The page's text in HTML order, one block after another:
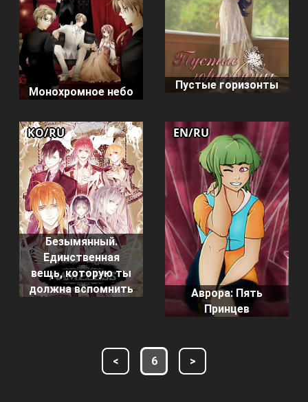
Монохромное небо
Пустые горизонты
Безымянный.
Единственная
вещь, которую ты
должна вспомнить
KO/RU
Аврора: Пять
Принцев
EN/RU
< 6 >